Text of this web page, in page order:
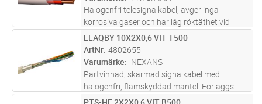
Halogenfri telesignalkabel, avger inga
korrosiva gaser och har låg röktäthet vid
brand. I första hand för fast förläggning
inomhus, har flexiblare skärm än ELAQBY.
Lämplig för signalöverföring i data
M Lägg i kundvagn
ELAQBY 10X2X0,6 VIT T500
ArtNr 4802655
Varumärke
NEXANS
Partvinnad, skärmad signalkabel med
halogenfri, flamskyddad mantel. Förläggs
inom- och utomhus, även i mark i slang/rör.